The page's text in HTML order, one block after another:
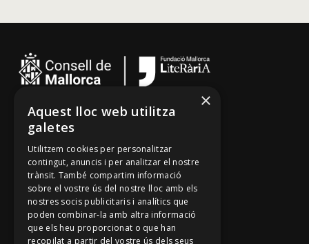
Cançoner
Tradicionari
Arxiu Oral
Contacte
Segueix-nos
×
Aquest lloc web utilitza
galetes
Utilitzem cookies per personalitzar
contingut, anuncis i per analitzar el nostre
trànsit. També compartim informació
sobre el vostre ús del nostre lloc amb els
nostres socis publicitaris i analítics que
poden combinar-la amb altra informació
que els heu proporcionat o que han
recopilat a partir del vostre ús dels seus